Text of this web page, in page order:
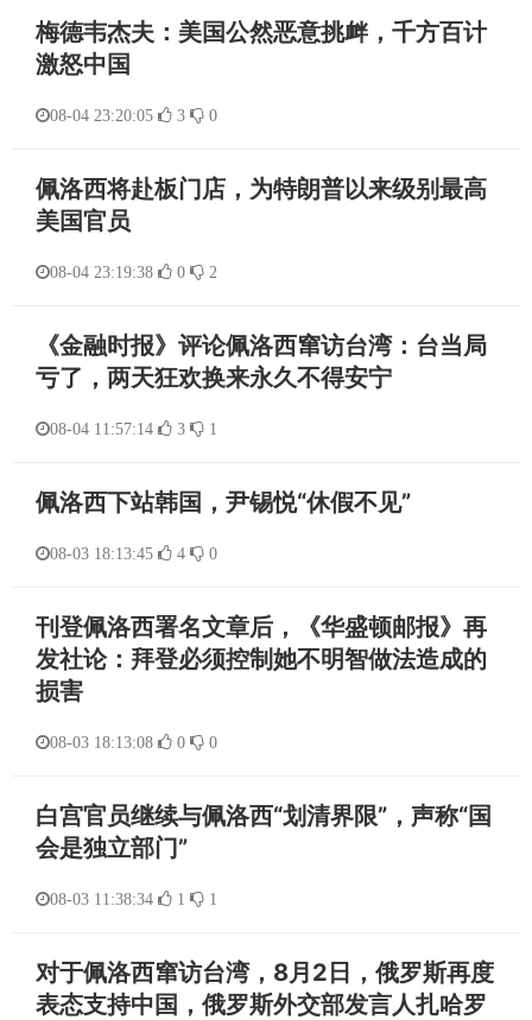
梅德韦杰夫：美国公然恶意挑衅，千方百计
激怒中国
08-04 23:20:05 3 0
佩洛西将赴板门店，为特朗普以来级别最高
美国官员
08-04 23:19:38 0 2
《金融时报》评论佩洛西窜访台湾：台当局
亏了，两天狂欢换来永久不得安宁
08-04 11:57:14 3 1
佩洛西下站韩国，尹锡悦“休假不见”
08-03 18:13:45 4 0
刊登佩洛西署名文章后，《华盛顿邮报》再
发社论：拜登必须控制她不明智做法造成的
损害
08-03 18:13:08 0 0
白宫官员继续与佩洛西“划清界限”，声称“国
会是独立部门”
08-03 11:38:34 1 1
对于佩洛西窜访台湾，8月2日，俄罗斯再度
表态支持中国，俄罗斯外交部发言人扎哈罗